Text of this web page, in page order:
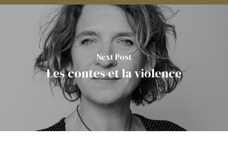
Next Post
Les contes et la violence